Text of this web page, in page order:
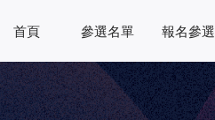
首頁 參選名單 報名參選